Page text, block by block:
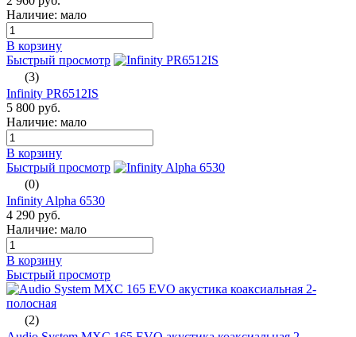
Наличие: мало
В корзину
Быстрый просмотр
(3)
Infinity PR6512IS
5 800 руб.
Наличие: мало
В корзину
Быстрый просмотр
(0)
Infinity Alpha 6530
4 290 руб.
Наличие: мало
В корзину
Быстрый просмотр
(2)